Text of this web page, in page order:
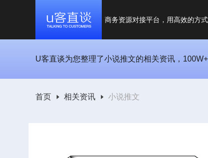
商务资源对接平台，用高效的方式
U客直谈为您整理了小说推文的相关资讯，
首页 相关资讯 小说推文